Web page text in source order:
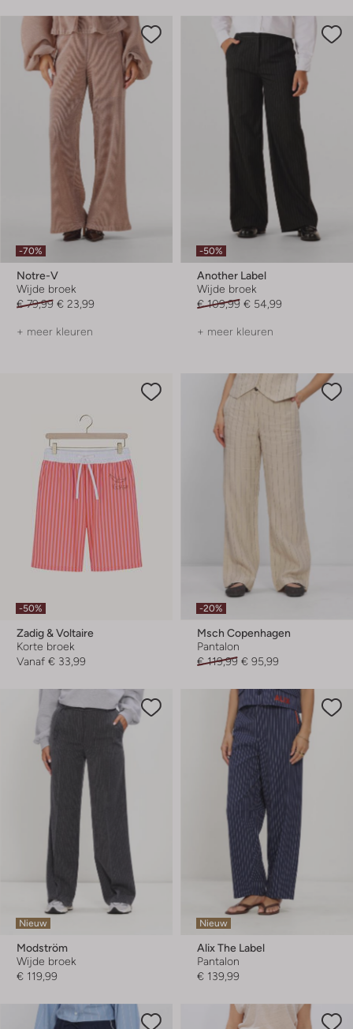
-70%
Notre-V
Wijde broek
€ 79,99 € 23,99
+ meer kleuren
-50%
Another Label
Wijde broek
€ 109,99 € 54,99
+ meer kleuren
-50%
Zadig & Voltaire
Korte broek
Vanaf € 33,99
-20%
Msch Copenhagen
Pantalon
€ 119,99 € 95,99
Nieuw
Modström
Wijde broek
€ 119,99
Nieuw
Alix The Label
Pantalon
€ 139,99